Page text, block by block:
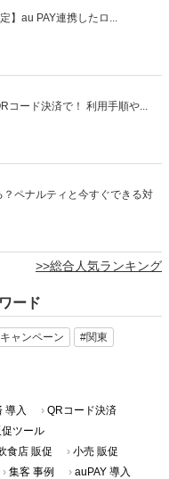
】au PAY連携したロ...
コード決済で！ 利用手順や...
ペナルティと今すぐできる対
>>総合人気ランキング
ード
ャンペーン #関東
導入
QRコード決済
ツール
食店 販促
小売 販促
集客 事例
auPAY 導入